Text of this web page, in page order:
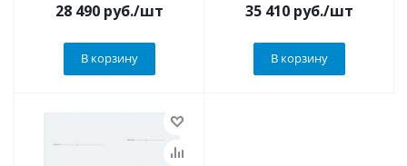
28 490 руб./шт
В корзину
35 410 руб./шт
В корзину